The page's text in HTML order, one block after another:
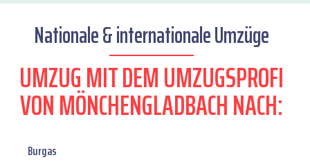
Nationale & internationale Umzüge
UMZUG MIT DEM UMZUGSPROFI
VON MÖNCHENGLADBACH NACH:
Burgas